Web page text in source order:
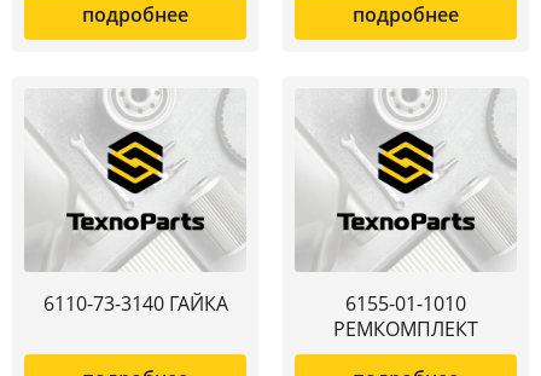
подробнее
подробнее
6110-73-3140 ГАЙКА
6155-01-1010
РЕМКОМПЛЕКТ